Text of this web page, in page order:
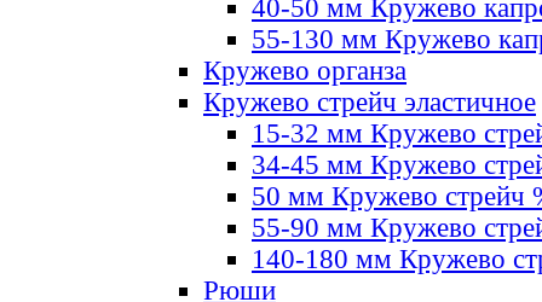
40-50 мм Кружево
55-130 мм Кружево
Кружево органза
Кружево стрейч эластичное
15-32 мм Кружево
34-45 мм Кружево
50 мм Кружево стрейч
55-90 мм Кружево
140-180 мм Кружево
Рюши